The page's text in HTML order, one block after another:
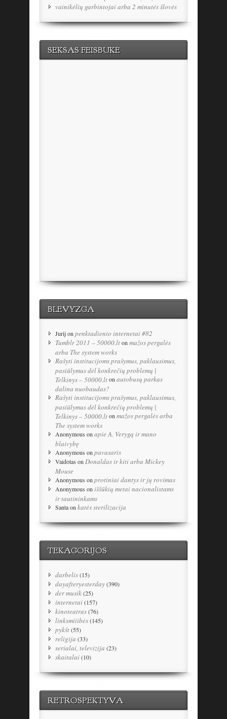
vainikėlių garbintojai arba 2 minutės šlovės
SEKSAS FEISBUKE
BLEVYZGA
Jurijon penktadienio internetai #82
Tumblr 2011 – 50000.lton mažos pergalės
arba The system works
Rašyti institucijoms prašymus, paklausimus,
pasiūlymus dėl konkrečių problemų |
Telkinys – 50000.lton autobusų parkas
dalina nuobaudas?
Rašyti institucijoms prašymus, paklausimus,
pasiūlymus dėl konkrečių problemų |
Telkinys – 50000.lton mažos pergalės arba
The system works
Anonymous on apie A. Verygą ir mano
blaivybę
Anonymous on pavasaris
Vaidotas on Donaldas ir kiti arba Mickey
Mouse
Anonymous on protiniai dantys ir jų rovimas
Anonymous on iššūkių metai nacionalistams
ir tautininkams
Santaon katės sterilizacija
TEKAGORIJOS
darbelis(15)
dayafteryesterday(390)
der musik(25)
internetai(157)
kinoteatras(76)
linksmiiibės(145)
pykšt(55)
religija (33)
serialai, televizija (23)
skaitalai(10)
RETROSPEKTYVA